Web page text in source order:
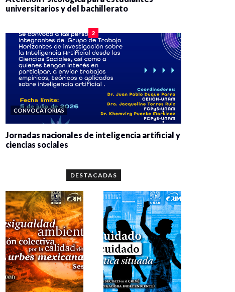
universitarios y del bachillerato
2
CONVOCATORIAS
Jornadas nacionales de inteligencia artificial y
ciencias sociales
DESTACADAS